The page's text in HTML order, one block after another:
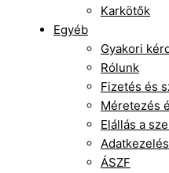
Karkötők
Egyéb
Gyakori
Rólunk
Fizetés és
Méretezés
Elállás a
ÁSZF